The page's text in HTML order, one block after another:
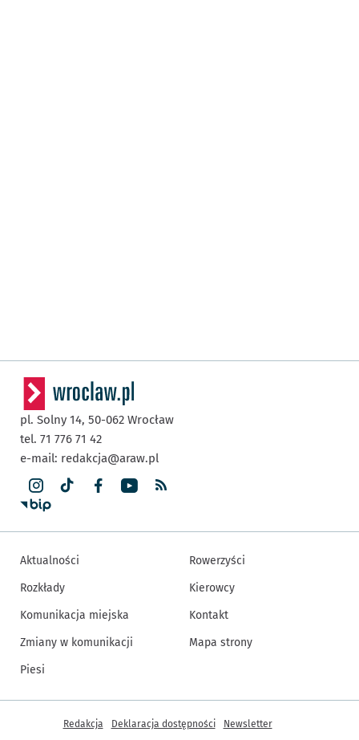
pl. Solny 14, 50-062 Wrocław
tel. 71 776 71 42
e-mail: redakcja@araw.pl
Aktualności
Rozkłady
Komunikacja miejska
Zmiany w komunikacji
Piesi
Rowerzyści
Kierowcy
Kontakt
Mapa strony
Inne informacje
Redakcja Deklaracja dostępności Newsletter